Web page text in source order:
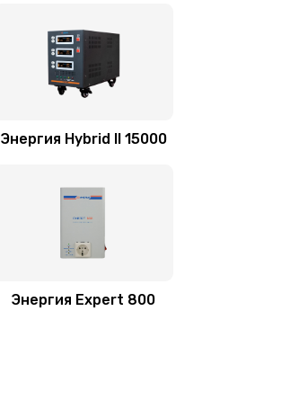
Энергия Hybrid II 15000
Энергия Expert 800